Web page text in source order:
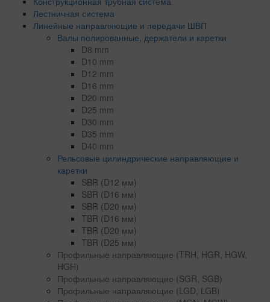
Лестничная система
Линейные направляющие и передачи ШВП
Валы полированные, держатели и каретки
D8 mm
D10 mm
D12 mm
D16 mm
D20 mm
D25 mm
D30 mm
D35 mm
D40 mm
Рельсовые цилиндрические направляющие и
каретки
SBR (D12 мм)
SBR (D16 мм)
SBR (D20 мм)
TBR (D16 мм)
TBR (D20 мм)
TBR (D25 мм)
Профильные направляющие (TRH, HGR, HGW,
HGH)
Профильные направляющие (SGR, SGB)
Профильные направляющие (LGD, LGB)